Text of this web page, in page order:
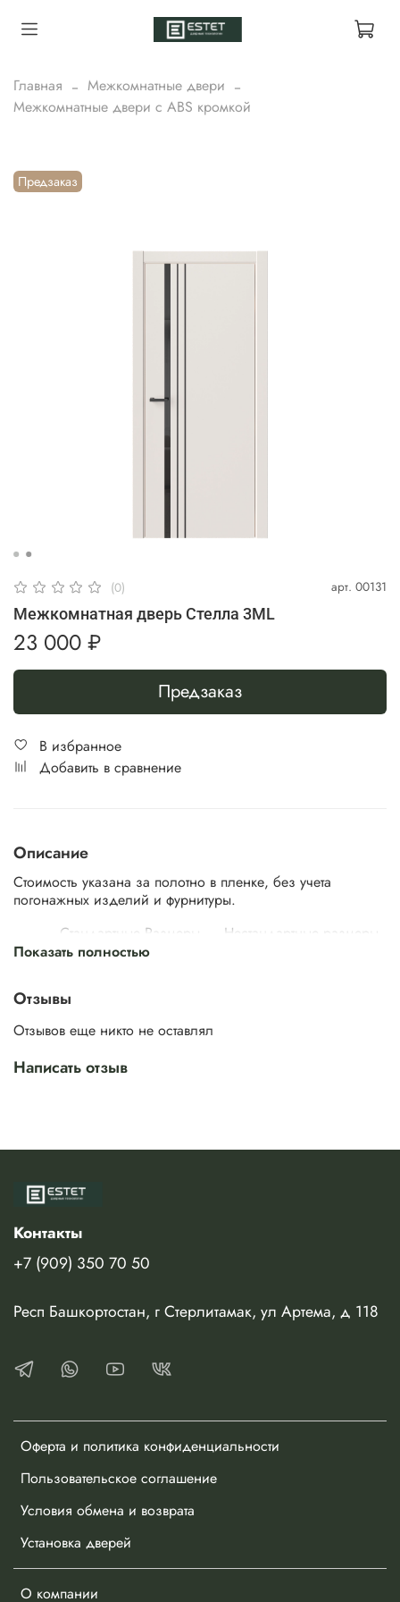
Главная
Межкомнатные двери
Межкомнатные двери с ABS кромкой
Предзаказ
(0) арт. 00131
Межкомнатная дверь Стелла 3ML
23 000 ₽
Предзаказ
В избранное
Добавить в сравнение
Описание
Стоимость указана за полотно в пленке, без учета
погонажных изделий и фурнитуры.
Стандартные Размеры
Нестандартные размеры
Ширина,
Высота, мм
Стелла600/ 700/
800/ 900
2000/ 2050
или в эмали по палитре RAL.
Показать полностью
Отзывы
Отзывов еще никто не оставлял
Написать отзыв
Оферта и политика конфиденциальности
Пользовательское соглашение
Условия обмена и возврата
Установка дверей
О компании
Контакты
+7 (909) 350 70 50
Респ Башкортостан, г Стерлитамак, ул Артема, д 118